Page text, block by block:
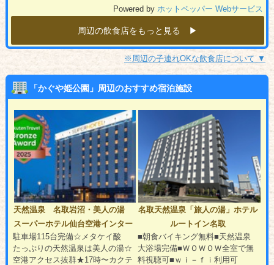
Powered by ホットペッパー Webサービス
周辺の飲食店をもっと見る ▶︎
※周辺の子連れOKな飲食店について ▼
「かぐや姫公園」周辺のおすすめ宿泊施設
天然温泉 名取岩沼・美人の湯
スーパーホテル仙台空港インター
駐車場115台完備☆メタケイ酸
たっぷりの天然温泉は美人の湯☆
空港アクセス抜群★17時〜カクテ
名取天然温泉「旅人の湯」ホテル
ルートイン名取
■朝食バイキング無料■天然温泉
大浴場完備■ＷＯＷＯＷ全室で無
料視聴可■ｗｉ－ｆｉ利用可